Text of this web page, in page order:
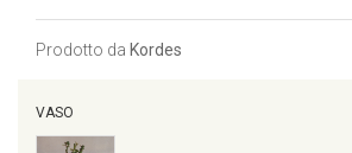
Prodotto da Kordes
VASO